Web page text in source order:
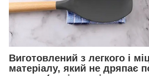
Виготовлений з легкого і
матеріалу, який не дряпає